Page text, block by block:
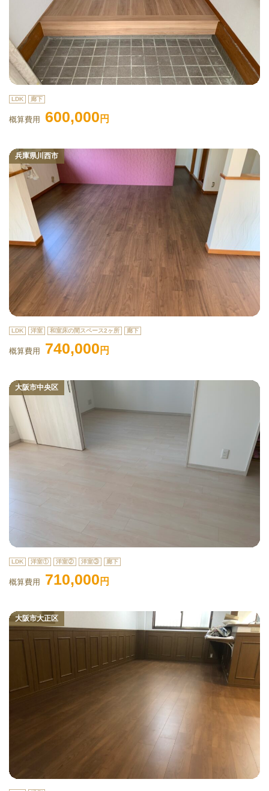
LDK 廊下
概算費用 600,000 円
兵庫県川西市
LDK 洋室 和室床の間スペース2ヶ所 廊下
概算費用 740,000 円
大阪市中央区
LDK 洋室① 洋室② 洋室③ 廊下
概算費用 710,000 円
大阪市大正区